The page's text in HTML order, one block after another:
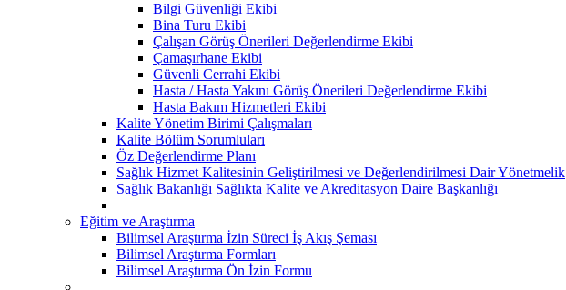
Bilgi Güvenliği Ekibi
Bina Turu Ekibi
Çalışan Görüş Önerileri Değerlendirme Ekibi
Çamaşırhane Ekibi
Güvenli Cerrahi Ekibi
Hasta / Hasta Yakını Görüş Önerileri Değerlendirme Ekibi
Hasta Bakım Hizmetleri Ekibi
Kalite Yönetim Birimi Çalışmaları
Kalite Bölüm Sorumluları
Öz Değerlendirme Planı
Sağlık Hizmet Kalitesinin Geliştirilmesi ve Değerlendirilmesi Dair Yönetmelik
Sağlık Bakanlığı Sağlıkta Kalite ve Akreditasyon Daire Başkanlığı
Eğitim ve Araştırma
Bilimsel Araştırma İzin Süreci İş Akış Şeması
Bilimsel Araştırma Formları
Bilimsel Araştırma Ön İzin Formu